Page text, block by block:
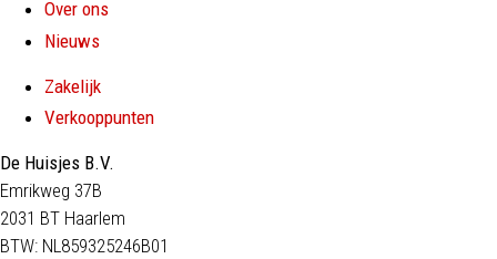
Over ons
Nieuws
Zakelijk
Verkooppunten
De Huisjes B.V.
Emrikweg 37B
2031 BT Haarlem
BTW: NL859325246B01